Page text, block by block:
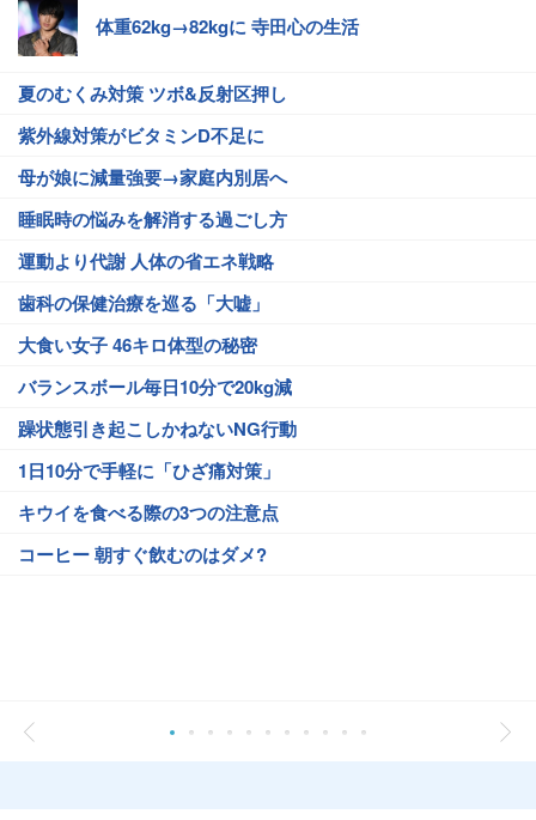
体重62kg→82kgに 寺田心の生活
夏のむくみ対策 ツボ&反射区押し
紫外線対策がビタミンD不足に
母が娘に減量強要→家庭内別居へ
睡眠時の悩みを解消する過ごし方
運動より代謝 人体の省エネ戦略
歯科の保健治療を巡る「大嘘」
大食い女子 46キロ体型の秘密
バランスボール毎日10分で20kg減
躁状態引き起こしかねないNG行動
1日10分で手軽に「ひざ痛対策」
キウイを食べる際の3つの注意点
コーヒー 朝すぐ飲むのはダメ?